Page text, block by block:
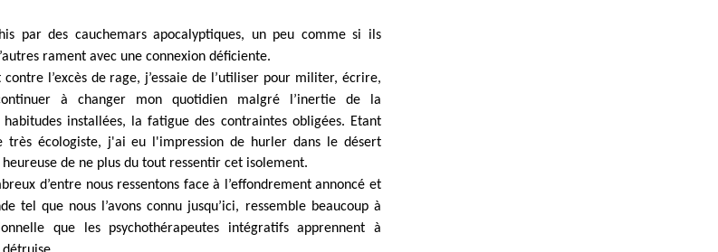
par des cauchemars apocalyptiques, un peu comme si ils
rament avec une connexion déficiente.
l’excès de rage, j’essaie de l’utiliser pour militer, écrire,
à changer mon quotidien malgré l’inertie de la
installées, la fatigue des contraintes obligées. Etant
très écologiste, j'ai eu l'impression de hurler dans le désert
heureuse de ne plus du tout ressentir cet isolement.
d’entre nous ressentons face à l’effondrement annoncé et
tel que nous l’avons connu jusqu’ici, ressemble beaucoup à
que les psychothérapeutes intégratifs apprennent à